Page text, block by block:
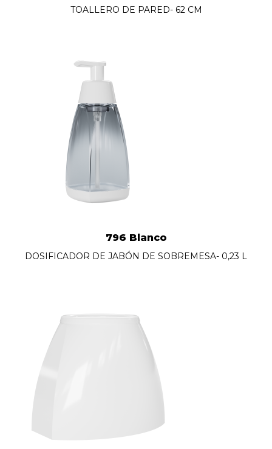
TOALLERO DE PARED- 62 CM
796 Blanco
DOSIFICADOR DE JABÓN DE SOBREMESA- 0,23 L